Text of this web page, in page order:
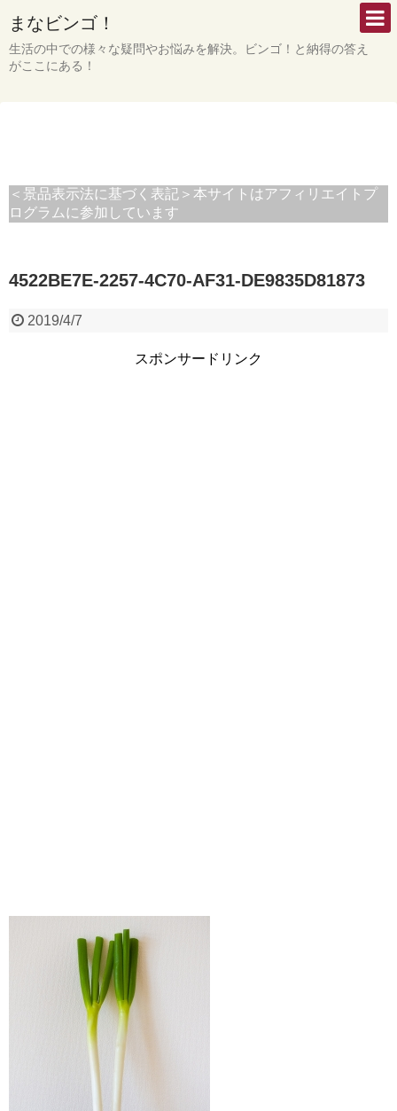
まなビンゴ！
生活の中での様々な疑問やお悩みを解決。ビンゴ！と納得の答え
がここにある！
＜景品表示法に基づく表記＞本サイトはアフィリエイトプ
ログラムに参加しています
4522BE7E-2257-4C70-AF31-DE9835D81873
2019/4/7
スポンサードリンク